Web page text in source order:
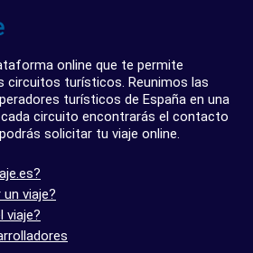
online que te permite
circuitos turísticos. Reunimos las
turísticos de España en una
circuito encontrarás el contacto
solicitar tu viaje online.
viaje?
viaje?